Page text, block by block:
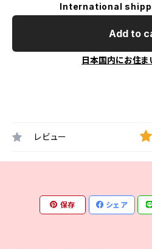
International
Add to
日本国内にお住ま
レビュー
保存 シェア